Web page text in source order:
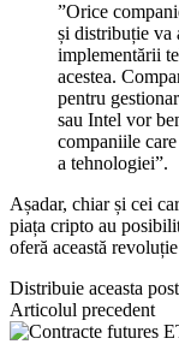
”Orice
și distribuție va
implementării
acestea.
pentru
sau Intel vor
companiile
a tehnologiei”.
Așadar, chiar și cei
piața cripto au
oferă această
Distribuie aceasta
Articolul precedent